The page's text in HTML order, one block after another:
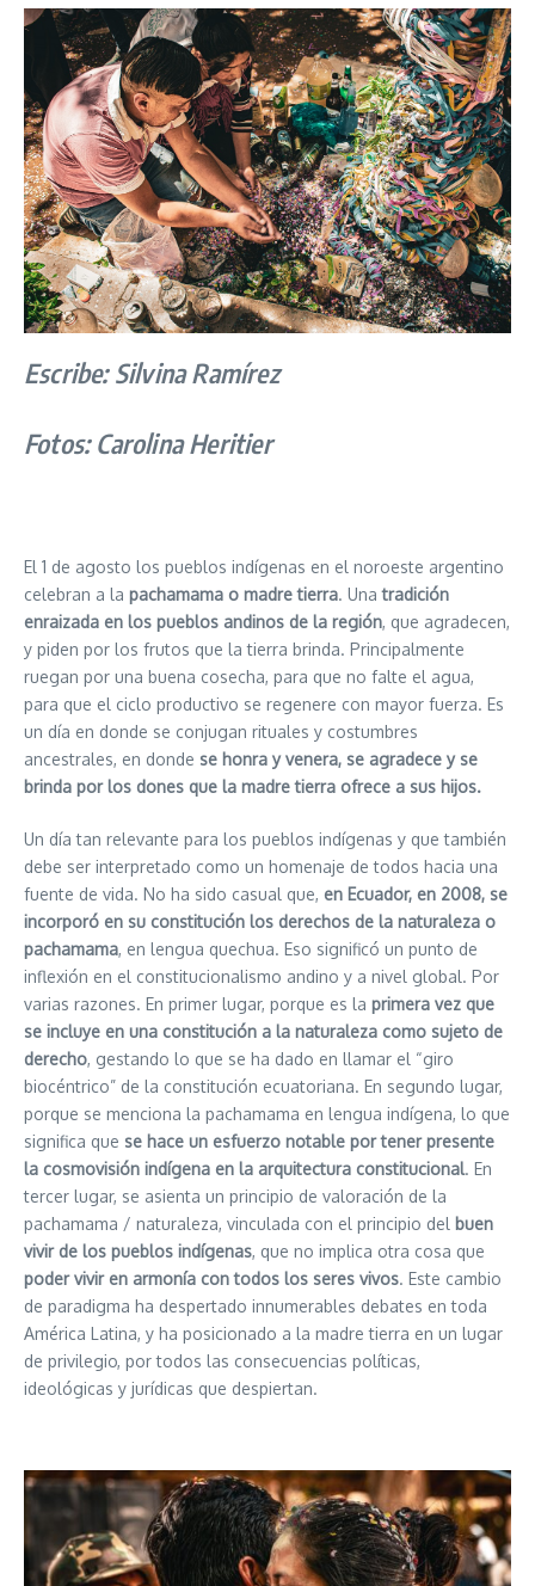
Escribe: Silvina Ramírez
Fotos: Carolina Heritier
El 1 de agosto los pueblos indígenas en el noroeste argentino
celebran a la pachamama o madre tierra. Unatradición
enraizada en los pueblos andinos de la región, que agradecen,
y piden por los frutos que la tierra brinda. Principalmente
ruegan por una buena cosecha, para que no falte el agua,
para que el ciclo productivo se regenere con mayor fuerza. Es
un día en donde se conjugan rituales y costumbres
ancestrales, en donde se honra y venera, se agradece y se
brinda por los dones que la madre tierra ofrece a sus hijos.
Un día tan relevante para los pueblos indígenas y que también
debe ser interpretado como un homenaje de todos hacia una
fuente de vida. No ha sido casual que, en Ecuador, en 2008, se
incorporó en su constitución los derechos de la naturaleza o
pachamama, en lengua quechua. Eso significó un punto de
inflexión en el constitucionalismo andino y a nivel global. Por
varias razones. En primer lugar, porque es la primera vez que
se incluye en una constitución a la naturaleza como sujeto de
derecho, gestando lo que se ha dado en llamar el “giro
biocéntrico” de la constitución ecuatoriana. En segundo lugar,
porque se menciona la pachamama en lengua indígena, lo que
significa que se hace un esfuerzo notable por tener presente
la cosmovisión indígena en la arquitectura constitucional. En
tercer lugar, se asienta un principio de valoración de la
pachamama / naturaleza, vinculada con el principio del buen
vivir de los pueblos indígenas, que no implica otra cosa que
poder vivir en armonía con todos los seres vivos. Este cambio
de paradigma ha despertado innumerables debates en toda
América Latina, y ha posicionado a la madre tierra en un lugar
de privilegio, por todos las consecuencias políticas,
ideológicas y jurídicas que despiertan.